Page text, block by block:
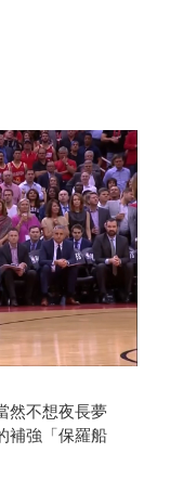
然不想夜長夢
補強「保羅船